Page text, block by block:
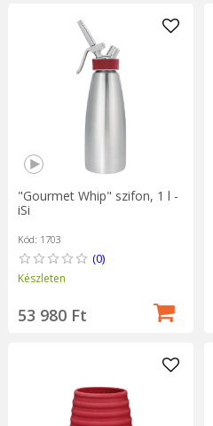
"Gourmet Whip" szifon, 1 l -
iSi
Kód: 1703
(0)
Készleten
53 980 Ft